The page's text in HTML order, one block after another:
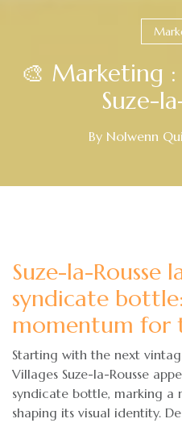
🎨 Marketing
Suze-
By Nolwenn
Suze-la-Rousse
syndicate
momentum for
Starting with the next
Villages Suze-la-Rousse
syndicate bottle, marking a
shaping its visual identity.